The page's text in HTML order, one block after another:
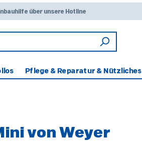
über unsere Hotline
Pflege & Reparatur & Nützliches
von Weyer